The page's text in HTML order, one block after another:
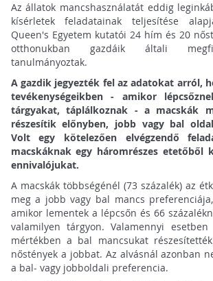
Az állatok mancshasználatát eddig
kísérletek feladatainak teljesítése
Queen's Egyetem kutatói 24 hím és 20
otthonukban gazdáik általi
tanulmányoztak.
A gazdik jegyezték fel az adatokat arról,
tevékenységeikben - amikor
tárgyakat, táplálkoznak - a macskák
részesítik előnyben, jobb vagy bal
Volt egy kötelezően elvégzendő
macskáknak egy háromrészes etetőből
ennivalójukat.
A macskák többségénél (73 százalék) az
meg a jobb vagy bal mancs
amikor lementek a lépcsőn és 66
valamilyen tárgyon. Valamennyi
mértékben a bal mancsukat
nőstények a jobbat. Az alvásnál azonban
a bal- vagy jobboldali preferencia.